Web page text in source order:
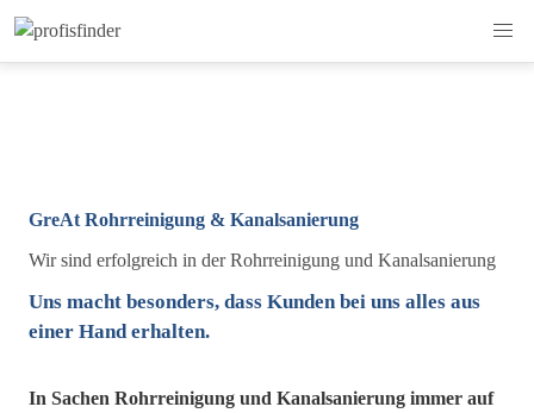
GreAt Rohrreinigung & Kanalsanierung
Wir sind erfolgreich in der Rohrreinigung und Kanalsanierung
Uns macht besonders, dass Kunden bei uns alles aus
einer Hand erhalten.
In Sachen Rohrreinigung und Kanalsanierung immer auf